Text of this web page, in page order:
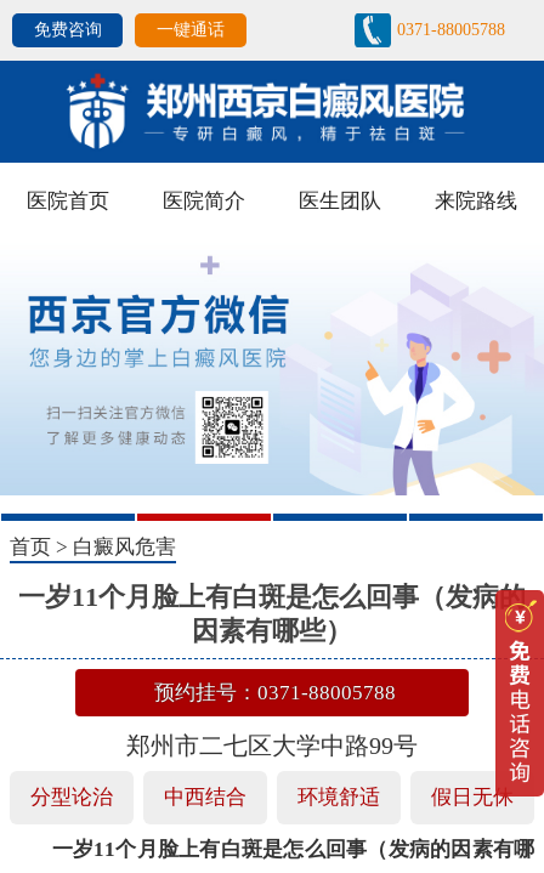
免费咨询 一键通话 0371-88005788
医院首页 医院简介 医生团队 来院路线
1 2 3 4
首页 > 白癜风危害
一岁11个月脸上有白斑是怎么回事（发病的
因素有哪些）
预约挂号：0371-88005788
郑州市二七区大学中路99号
分型论治 中西结合 环境舒适 假日无休
一岁11个月脸上有白斑是怎么回事（发病的因素有哪